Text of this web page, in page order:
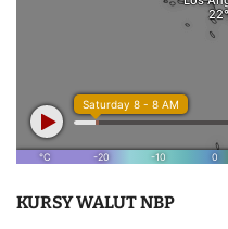
KURSY WALUT NBP